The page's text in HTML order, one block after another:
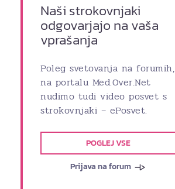
Naši strokovnjaki
odgovarjajo na vaša
vprašanja
Poleg svetovanja na forumih,
na portalu Med.Over.Net
nudimo tudi video posvet s
strokovnjaki – ePosvet.
POGLEJ VSE
Prijava na forum